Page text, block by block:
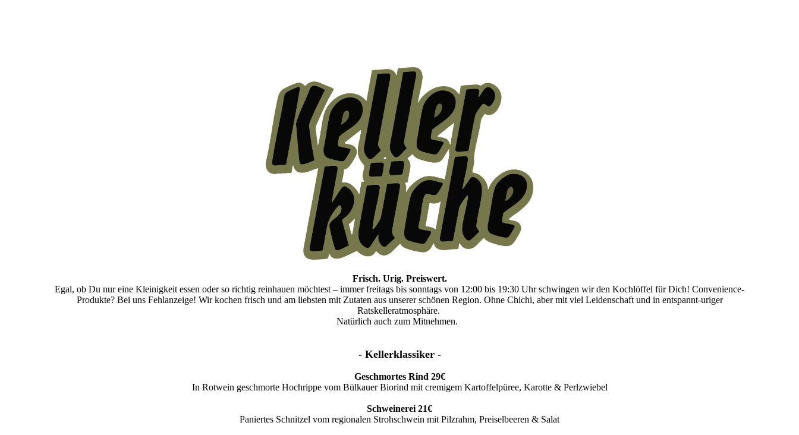
Frisch. Urig. Preiswert.
Egal, ob Du nur eine Kleinigkeit essen oder so richtig reinhauen möchtest – immer freitags bis sonntags von 12:00 bis 19:30 Uhr schwingen wir den Kochlöffel für Dich! Convenience-
Produkte? Bei uns Fehlanzeige! Wir kochen frisch und am liebsten mit Zutaten aus unserer schönen Region. Ohne Chichi, aber mit viel Leidenschaft und in entspannt-uriger
Ratskelleratmosphäre.
Natürlich auch zum Mitnehmen.
- Kellerklassiker -
Geschmortes Rind 29€
In Rotwein geschmorte Hochrippe vom Bülkauer Biorind mit cremigem Kartoffelpüree, Karotte & Perlzwiebel
Schweinerei 21€
Paniertes Schnitzel vom regionalen Strohschwein mit Pilzrahm, Preiselbeeren & Salat